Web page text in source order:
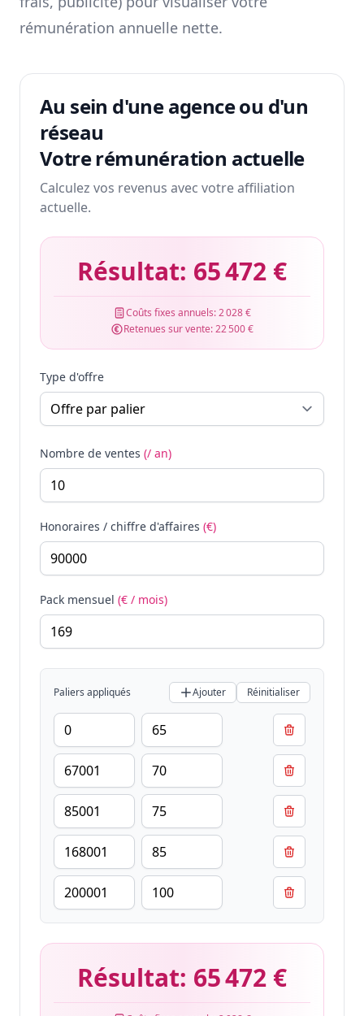
rémunération annuelle nette.
Au sein d'une agence ou d'un
réseau
Votre rémunération actuelle
Calculez vos revenus avec votre affiliation
actuelle.
Résultat: 65 472 €
Coûts fixes annuels:2 028 €
Retenues sur vente:22 500 €
Type d'offre
Nombre de ventes (/ an)
Honoraires / chiffre d'affaires (€)
Pack mensuel (€ / mois)
Paliers appliqués Ajouter Réinitialiser
Résultat: 65 472 €